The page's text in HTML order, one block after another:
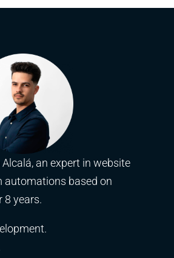
an expert in website
automations based on
8 years.